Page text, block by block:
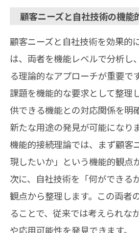
顧客ニーズと自社技術の機能
顧客ニーズと自社技術を効果的
は、両者を機能レベルで分析し
る理論的なアプローチが重要で
課題を機能的な要求として整理
供できる機能との対応関係を明
新たな用途の発見が可能になりま
機能的接続理論では、まず顧客
現したいか」という機能的観点
次に、自社技術を「何ができる
観点から整理します。この両者
ることで、従来では考えられな
や応用可能性を発見できます。